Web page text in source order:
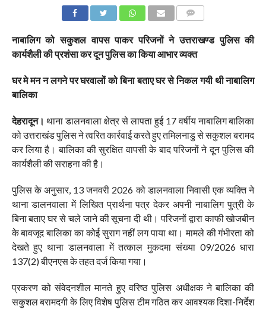
नाबालिग को सकुशल वापस पाकर परिजनों ने उत्तराखण्ड पुलिस की
कार्यशैली की प्रशंसा कर दून पुलिस का किया आभार व्यक्त
घर मे मन न लगने पर घरवालों को बिना बताए घर से निकल गयी थी नाबालिग
बालिका
देहरादून। थाना डालनवाला क्षेत्र से लापता हुई 17 वर्षीय नाबालिग बालिका
को उत्तराखंड पुलिस ने त्वरित कार्रवाई करते हुए तमिलनाडु से सकुशल बरामद
कर लिया है। बालिका की सुरक्षित वापसी के बाद परिजनों ने दून पुलिस की
कार्यशैली की सराहना की है।
पुलिस के अनुसार, 13 जनवरी 2026 को डालनवाला निवासी एक व्यक्ति ने
थाना डालनवाला में लिखित प्रार्थना पत्र देकर अपनी नाबालिग पुत्री के
बिना बताए घर से चले जाने की सूचना दी थी। परिजनों द्वारा काफी खोजबीन
के बावजूद बालिका का कोई सुराग नहीं लग पाया था। मामले की गंभीरता को
देखते हुए थाना डालनवाला में तत्काल मुकदमा संख्या 09/2026 धारा
137(2) बीएनएस के तहत दर्ज किया गया।
प्रकरण को संवेदनशील मानते हुए वरिष्ठ पुलिस अधीक्षक ने बालिका की
सकुशल बरामदगी के लिए विशेष पुलिस टीम गठित कर आवश्यक दिशा-निर्देश